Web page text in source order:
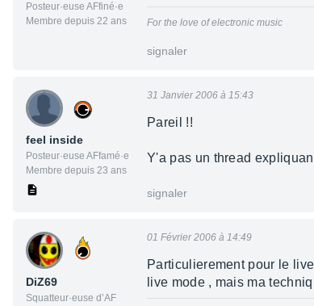
Posteur·euse AFfiné·e
Membre depuis 22 ans
For the love of electronic music
signaler
feel inside
Posteur·euse AFfamé·e
Membre depuis 23 ans
31 Janvier 2006 à 15:43
Pareil !!
Y'a pas un thread
signaler
DiZ69
Squatteur·euse d’AF
01 Février 2006 à 14:49
Particulierement pour le
live mode , mais ma